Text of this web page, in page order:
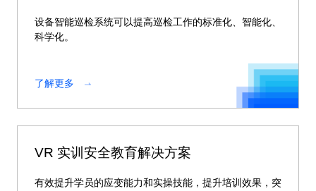
设备智能巡检系统可以提高巡检工作的标准化、智能化、
科学化。
了解更多
VR 实训安全教育解决方案
有效提升学员的应变能力和实操技能，提升培训效果，突